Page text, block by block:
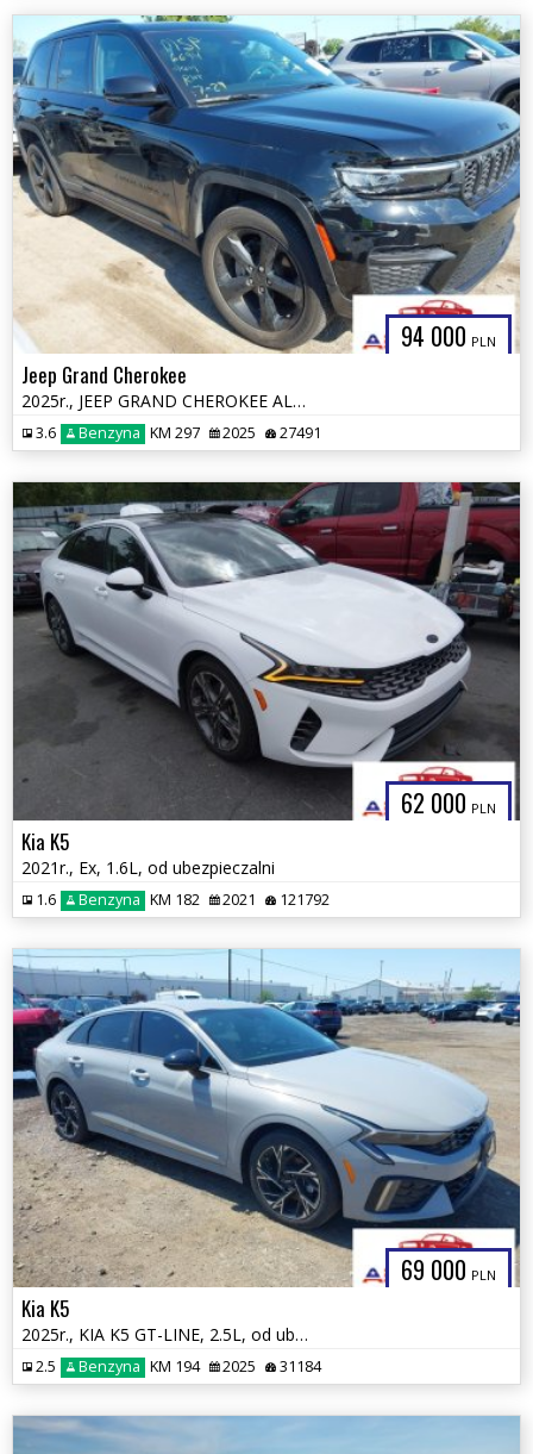
94 000 PLN
Jeep Grand Cherokee
2025r., JEEP GRAND CHEROKEE ALTITUDE X 4X4, 3.6L, od ubezpieczalni
3.6 Benzyna KM 297 2025 27491
62 000 PLN
Kia K5
2021r., Ex, 1.6L, od ubezpieczalni
1.6 Benzyna KM 182 2021 121792
69 000 PLN
Kia K5
2025r., KIA K5 GT-LINE, 2.5L, od ubezpieczalni
2.5 Benzyna KM 194 2025 31184